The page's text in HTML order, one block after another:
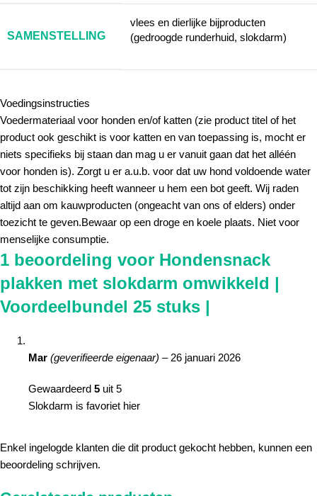
SAMENSTELLING
vlees en dierlijke bijproducten
(gedroogde runderhuid, slokdarm)
Voedingsinstructies
Voedermateriaal voor honden en/of katten (zie product titel of het
product ook geschikt is voor katten en van toepassing is, mocht er
niets specifieks bij staan dan mag u er vanuit gaan dat het alléén
voor honden is). Zorgt u er a.u.b. voor dat uw hond voldoende water
tot zijn beschikking heeft wanneer u hem een bot geeft. Wij raden
altijd aan om kauwproducten (ongeacht van ons of elders) onder
toezicht te geven.Bewaar op een droge en koele plaats. Niet voor
menselijke consumptie.
1 beoordeling voor Hondensnack
plakken met slokdarm omwikkeld |
Voordeelbundel 25 stuks |
Mar (geverifieerde eigenaar) – 26 januari 2026
Gewaardeerd 5 uit 5
Slokdarm is favoriet hier
Enkel ingelogde klanten die dit product gekocht hebben, kunnen een
beoordeling schrijven.